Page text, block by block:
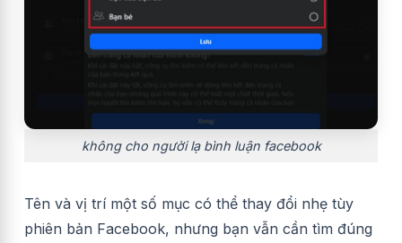
không cho người lạ bình luận facebook
Tên và vị trí một số mục có thể thay đổi nhẹ tùy
phiên bản Facebook, nhưng bạn vẫn cần tìm đúng